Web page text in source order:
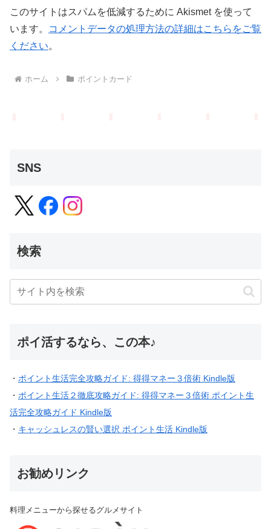
このサイトはスパムを低減するために Akismet を使って
います。
コメントデータの処理方法の詳細はこちらをご覧
ください。
ホーム ポイントカード
SNS
検索
ポイ活するなら、この本♪
・ ポイント生活完全攻略ガイド: 得得マネー３倍術 Kindle版
・ ポイント生活２徹底攻略ガイド: 得得マネー３倍術 ポイント生
活完全攻略ガイド Kindle版
・ キャッシュレスの賢い選択 ポイント生活 Kindle版
お勧めリンク
料理メニューから探せるグルメサイト